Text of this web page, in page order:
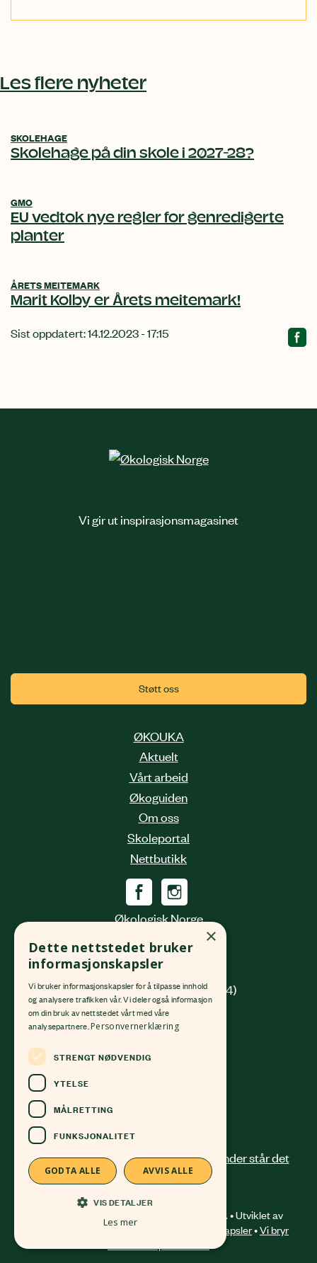
Les flere nyheter
SKOLEHAGE
Skolehage på din skole i 2027-28?
GMO
EU vedtok nye regler for genredigerte
planter
ÅRETS MEITEMARK
Marit Kolby er Årets meitemark!
Sist oppdatert: 14.12.2023 - 17:15
Vi gir ut inspirasjonsmagasinet
Støtt oss
ØKOUKA
Aktuelt
Vårt arbeid
Økoguiden
Om oss
Skoleportal
Nettbutikk
Økologisk Norge
0190 Oslo
(innkjøring fra Platous gate 14)
Org. nr.982 512 069
4213 58 81168
24 12 41 00
© 2026 Økologisk Norge. All right reserved. • Utviklet av
•Om bruk av informasjonskapsler•Vi bryr
×
Dette nettstedet bruker
informasjonskapsler
Vi bruker informasjonskapsler for å tilpasse innhold
og analysere trafikken vår. Vi deler også informasjon
om din bruk av nettstedet vårt med våre
analysepartnere.Personvernerklæring
STRENGT NØDVENDIG
YTELSE
MÅLRETTING
FUNKSJONALITET
GODTA ALLE AVVIS ALLE
VIS DETALJER
Les mer